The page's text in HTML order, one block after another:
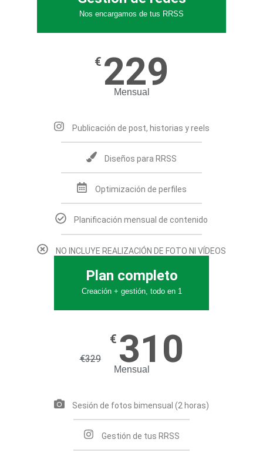
Nos encargamos de tus RRSS
€ 229
Mensual
Publicación de post, historias y reels
Diseños para RRSS
Optimización de perfiles
Planificación mensual de contenido
NO INCLUYE REALIZACIÓN DE FOTO NI VÍDEOS
Plan completo
Creación + gestión, todo en 1
€329
€ 310
Mensual
Sesión de fotos bimensual (2 horas)
Gestión de tus RRSS